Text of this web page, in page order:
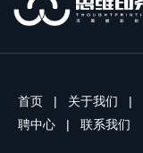
首页 | 关于我们 |
聘中心 | 联系我们